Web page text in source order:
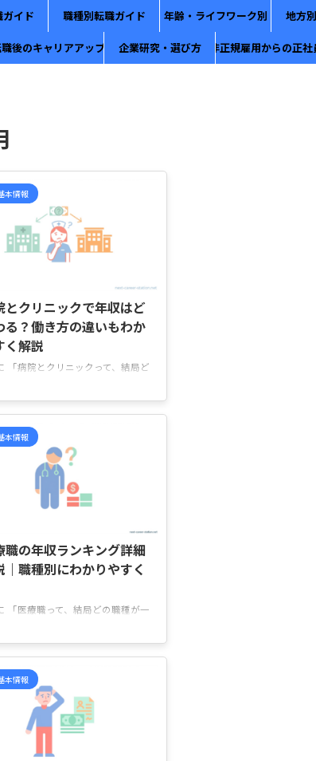
イド 職種別転職ガイド 年齢・ライフワーク別 地方
職後のキャリアアップ 企業研究・選び方 非正規雇用からの正社
本情報
クリニックで年収はど
る？働き方の違いもわか
く解説
「病院とクリニックって、結局ど
やすそうだけど、その分かなり給
るのかな…」 と気になっていませ
人を見比べていると、「総合病
が高そう」「クリニックは残業が
」など、それぞれ特徴が違ってい
基準に比較すればいいのか迷いま
この記事では、病院とクリニッ
差が出やすいポイントや、働き
していきます。 病院 vs クリニッ
病院とクリニックでは、同じ医
...
本情報
の年収ランキング詳細
｜職種別にわかりやすく
「医療職って、結局どの職種が一
どれくらい差があるんだろう…」
っていませんか。 求人を見比べ
、「仕事内容の大変さと年収は見
る？」「夜勤あり・なしでどれく
るの？」と迷うこともありますよ
に医療職は、“資格が難しいほど年
”と思われやすい一方で、実際は
働き方、夜勤の有無によって収入
本情報